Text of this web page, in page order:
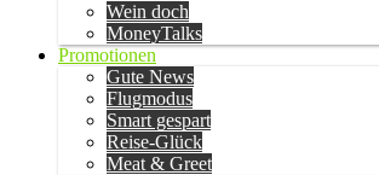
Wein doch
MoneyTalks
Promotionen
Gute News
Flugmodus
Smart gespart
Reise-Glück
Meat & Greet